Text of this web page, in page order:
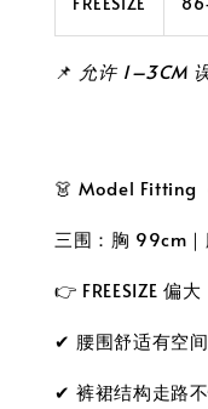
📌 允许 1–3CM
👗 Model Fitting
三围：胸 99cm
👉 FREESIZE 偏大
✔ 腰围舒适有空间
✔ 裤裙结构走路